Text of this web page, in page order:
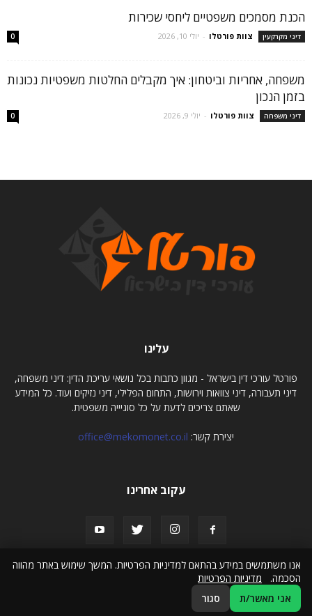
הכנת מסמכים משפטיים ליחסי שכירות
דיני מקרקעין צוות פורטלו - יולי 10, 2026 0
משפחה, אחריות וביטחון: איך מקבלים החלטות משפטיות נכונות
בזמן הנכון
דיני משפחה צוות פורטלו - יולי 9, 2026 0
עלינו
פורטל עורכי דין בישראל - מגוון כתבות בכל נושאי עריכת הדין: דיני משפחה,
דיני תעבורה, דיני צוואות וירושות, התחום הפלילי, דיני נזיקים ועוד. כל המידע
שאתם צריכים לדעת על כל סוגיייה משפטית.
יצירת קשר: office@mekomonet.co.il
עקוב אחרינו
פרסום כתבות תוכן
© כל הזכויות שמורות לפורטל עורכי דין בישראלל - portalaw.co.il
אנו משתמשים במידע בהתאם למדיניות הפרטיות. המשך שימוש באתר מהווה
הסכמה. מדיניות הפרטיות
אני מאשר/ת
סגור